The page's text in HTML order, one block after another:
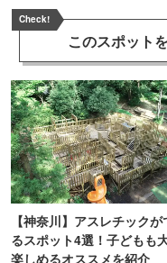
Check!
このスポット
【神奈川】アスレチックが
るスポット4選！子どもも
楽しめるオススメを紹介